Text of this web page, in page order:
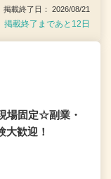
載終了日： 2026/08/21
掲載終了まであと12日
場固定☆副業・
大歓迎！